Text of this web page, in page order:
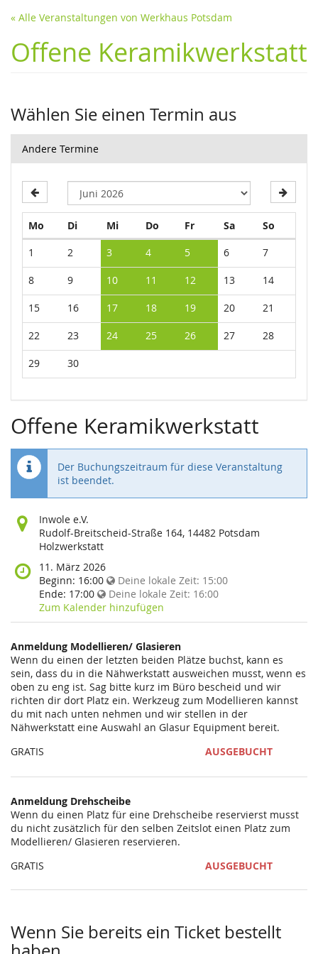
« Alle Veranstaltungen von Werkhaus Potsdam
Offene Keramikwerkstatt
Wählen Sie einen Termin aus
Andere Termine
Mo Montag
DiDienstag
MiMittwoch
Do Donnerstag
FrFreitagSaSamstag
So
1 2 3 4 5 6 7
8 9 10 11 12 13 14
15 16 17 18 19 20 21
22 23 24 25 26 27 28
29 30
Offene Keramikwerkstatt
Der Buchungszeitraum für diese Veranstaltung
ist beendet.
Wo
findet
diese
statt?
Inwole e.V.
Rudolf-Breitscheid-Straße 164, 14482 Potsdam
Holzwerkstatt
Wann
findet
diese
Veranstaltung
statt?
11. März 2026
Beginn: 16:00 Deine lokale Zeit: 15:00
Ende: 17:00 Deine lokale Zeit: 16:00
Zum Kalender hinzufügen
Anmeldung Modellieren/ Glasieren
Wenn du einen der letzten beiden Plätze buchst, kann es
sein, dass du in die Nähwerkstatt ausweichen musst, wenn es
oben zu eng ist. Sag bitte kurz im Büro bescheid und wir
richten dir dort Platz ein. Werkzeug zum Modellieren kannst
du mit nach unten nehmen und wir stellen in der
Nähwerkstatt eine Auswahl an Glasur Equipment bereit.
GRATIS
AUSGEBUCHT
Anmeldung Drehscheibe
Wenn du einen Platz für eine Drehscheibe reservierst musst
du nicht zusätzlich für den selben Zeitslot einen Platz zum
Modellieren/ Glasieren reservieren.
GRATIS
AUSGEBUCHT
Wenn Sie bereits ein Ticket bestellt